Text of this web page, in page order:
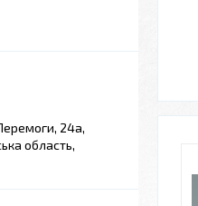
24а,
область,